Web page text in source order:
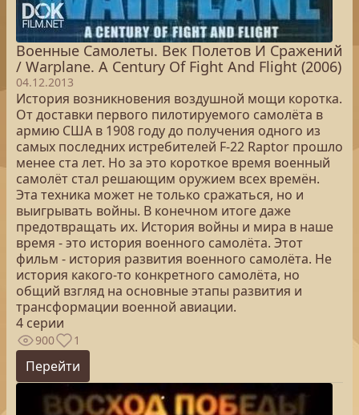
Военные Самолеты. Век Полетов И Сражений
/ Warplane. A Century Of Fight And Flight (2006)
04.12.2013
История возникновения воздушной мощи коротка.
От доставки первого пилотируемого самолёта в
армию США в 1908 году до получения одного из
самых последних истребителей F-22 Raptor прошло
менее ста лет. Но за это короткое время военный
самолёт стал решающим оружием всех времён.
Эта техника может не только сражаться, но и
выигрывать войны. В конечном итоге даже
предотвращать их. История войны и мира в наше
время - это история военного самолёта. Этот
фильм - история развития военного самолёта. Не
история какого-то конкретного самолёта, но
общий взгляд на основные этапы развития и
трансформации военной авиации.
4 серии
900 1
Перейти